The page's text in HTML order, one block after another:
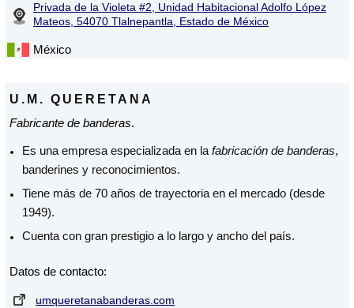
Privada de la Violeta #2, Unidad Habitacional Adolfo López
Mateos, 54070 Tlalnepantla, Estado de México
México
U.M. QUERETANA
Fabricante de banderas.
Es una empresa especializada en la fabricación de banderas,
banderines y reconocimientos.
Tiene más de 70 años de trayectoria en el mercado (desde
1949).
Cuenta con gran prestigio a lo largo y ancho del país.
Datos de contacto:
umqueretanabanderas.com